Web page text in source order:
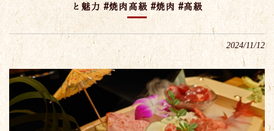
と魅力 #焼肉高級 #焼肉 #高級
2024/11/12